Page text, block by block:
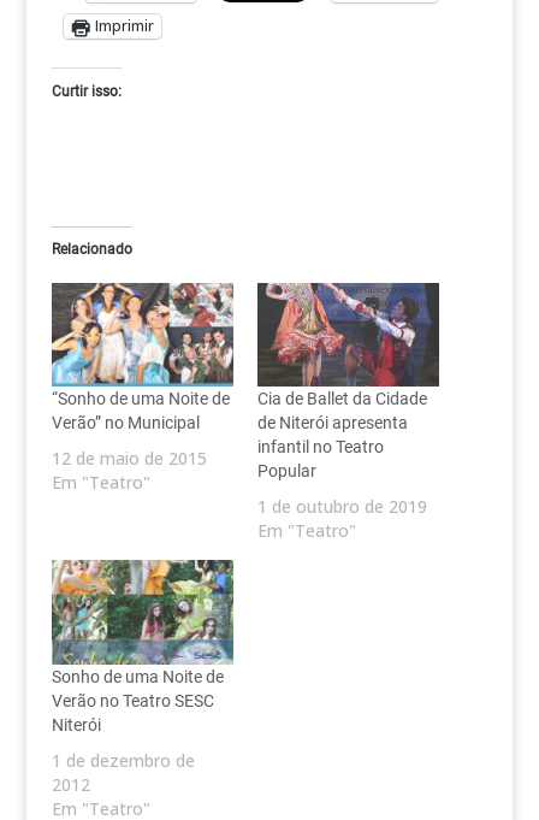
Imprimir
Curtir isso:
Relacionado
“Sonho de uma Noite de
Verão” no Municipal
12 de maio de 2015
Em "Teatro"
Cia de Ballet da Cidade
de Niterói apresenta
infantil no Teatro
Popular
1 de outubro de 2019
Em "Teatro"
Sonho de uma Noite de
Verão no Teatro SESC
Niterói
1 de dezembro de
2012
Em "Teatro"